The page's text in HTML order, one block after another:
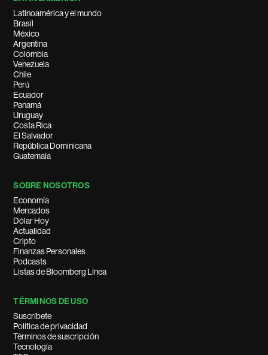
Latinoamérica y el mundo
Brasil
México
Argentina
Colombia
Venezuela
Chile
Perú
Ecuador
Panamá
Uruguay
Costa Rica
El Salvador
República Dominicana
Guatemala
SOBRE NOSOTROS
Economía
Mercados
Dólar Hoy
Actualidad
Cripto
Finanzas Personales
Podcasts
Listas de Bloomberg Línea
TÉRMINOS DE USO
Suscríbete
Política de privacidad
Términos de suscripción
Tecnología